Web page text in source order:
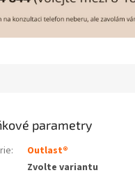
parametry
:
Outlast®
Zvolte variantu